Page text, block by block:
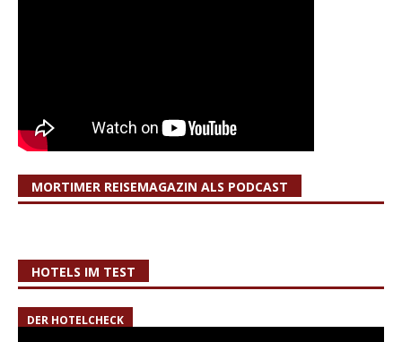
MORTIMER REISEMAGAZIN ALS PODCAST
HOTELS IM TEST
DER HOTELCHECK